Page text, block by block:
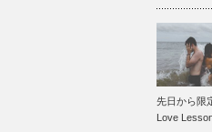
先日から限
Love